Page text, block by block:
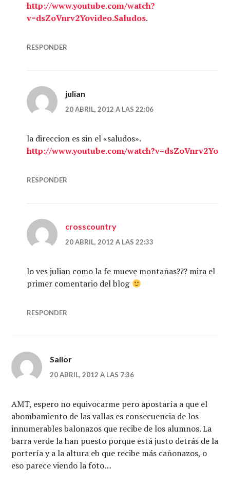
http://www.youtube.com/watch?
v=dsZoVnrv2Yovideo.Saludos.
RESPONDER
julian
20 ABRIL, 2012 A LAS 22:06
la direccion es sin el «saludos».
http://www.youtube.com/watch?v=dsZoVnrv2Yo
RESPONDER
crosscountry
20 ABRIL, 2012 A LAS 22:33
lo ves julian como la fe mueve montañas??? mira el
primer comentario del blog
RESPONDER
Sailor
20 ABRIL, 2012 A LAS 7:36
AMT, espero no equivocarme pero apostaría a que el
abombamiento de las vallas es consecuencia de los
innumerables balonazos que recibe de los alumnos. La
barra verde la han puesto porque está justo detrás de la
portería y a la altura eb que recibe más cañonazos, o
eso parece viendo la foto…